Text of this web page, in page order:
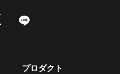
プロダクト